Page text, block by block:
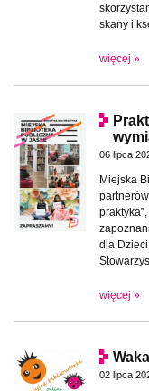
skany i
więcej »
06 lipca
Miejska
dla
więcej »
02 lipca